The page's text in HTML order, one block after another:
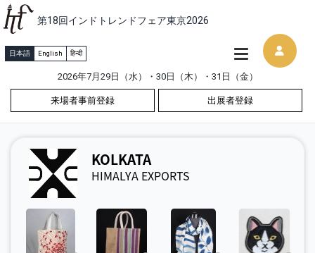
第18回インドトレンドフェア東京2026
日本語 English हिन्दी
2026年7月29日（水）・30日（木）・31日（金）
来場者事前登録 出展者登録
KOLKATA
HIMALYA EXPORTS